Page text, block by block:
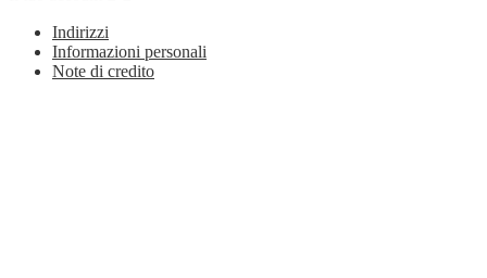
Indirizzi
Informazioni personali
Note di credito